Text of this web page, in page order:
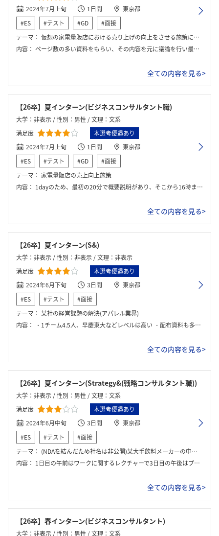
2024年7月上旬
1日間
東京都
#ES
#テスト #GD
#面接
テーマ： 仮想の家電量販店における売り上げの向上をさせる施策についての考案
内容： ページ数の多い資料をもらい、その内容を元に議論を行い最終的にどうするべきかをプレゼンした
全ての内容を見る>
【26卒】夏インターン(ビジネスコンサルタント職)
大学：非表示 / 性別：男性 / 文理：文系
満足度
本選考優遇あり
2024年7月上旬
1日間
東京都
#ES
#テスト #GD
#面接
テーマ： 家電量販店の売上向上施策
内容： 1dayのため、最初の20分で概要説明があり、そこから16時までの最終発表に向けてグループワーク
全ての内容を見る>
【26卒】夏インターン(S&)
大学：非表示 / 性別：非表示 / 文理：非表示
満足度
本選考優遇あり
2024年6月下旬
3日間
東京都
#ES
#テスト
#面接
テーマ： 某社の経営課題の解決(アパレル業界)
内容：
・1チーム4.5人、早慶東大などレベルは高い ・配布資料も多岐にわたるうえに、経営課題の解決とかなりお題の抽象度が高いので、どこから思考を深めていくのかも議論の話題になった。 ・メンターは常時班についている訳では無い、しかしながらかなり正確で鋭い質問やFBが飛んできたため、いないのにどうして？と拍子抜けするほどだった。 ・激務そうだがPwCとしての色もややある印象
全ての内容を見る>
【26卒】夏インターン(Strategy&(戦略コンサルタント職))
大学：非表示 / 性別：男性 / 文理：文系
満足度
本選考優遇あり
2024年6月中旬
3日間
東京都
#ES
#テスト
#面接
テーマ： (NDAを結んだため社名は非公開)某大手飲料メーカーの中長期での成長戦略策定
内容： 1日目の午前はワークに関するレクチャーで3日目の午後はプレゼンとフィードバック。そのほかは全てワーク。
全ての内容を見る>
【26卒】春インターン(ビジネスコンサルタント)
大学：非表示 / 性別：男性 / 文理：文系